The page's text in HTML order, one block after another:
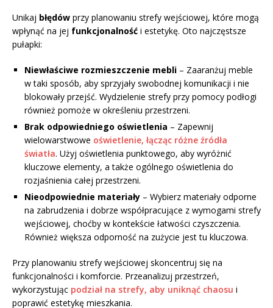
Unikaj błędów przy planowaniu strefy wejściowej, które mogą
wpłynąć na jej funkcjonalność i estetykę. Oto najczęstsze
pułapki:
Niewłaściwe rozmieszczenie mebli – Zaaranżuj meble
w taki sposób, aby sprzyjały swobodnej komunikacji i nie
blokowały przejść. Wydzielenie strefy przy pomocy podłogi
również pomoże w określeniu przestrzeni.
Brak odpowiedniego oświetlenia – Zapewnij
wielowarstwowe oświetlenie, łącząc różne źródła
światła. Użyj oświetlenia punktowego, aby wyróżnić
kluczowe elementy, a także ogólnego oświetlenia do
rozjaśnienia całej przestrzeni.
Nieodpowiednie materiały – Wybierz materiały odporne
na zabrudzenia i dobrze współpracujące z wymogami strefy
wejściowej, choćby w kontekście łatwości czyszczenia.
Również większa odporność na zużycie jest tu kluczowa.
Przy planowaniu strefy wejściowej skoncentruj się na
funkcjonalności i komforcie. Przeanalizuj przestrzeń,
wykorzystując podział na strefy, aby uniknąć chaosu i
poprawić estetykę mieszkania.